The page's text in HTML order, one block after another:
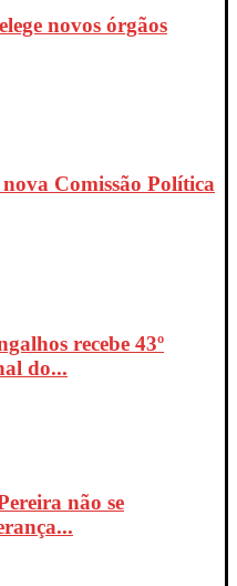
novos órgãos
Comissão Política
recebe 43º
do...
não se